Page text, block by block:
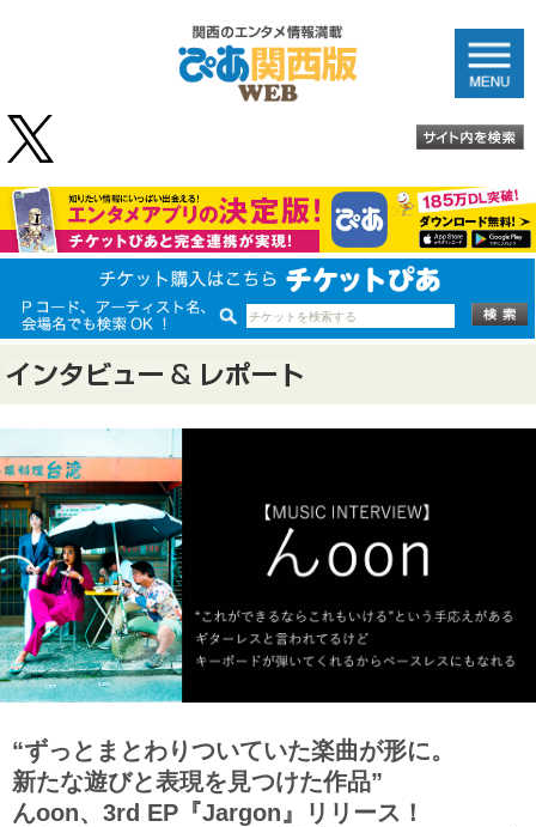
“ずっとまとわりついていた楽曲が形に。
新たな遊びと表現を見つけた作品”
んoon、3rd EP『Jargon』リリース！